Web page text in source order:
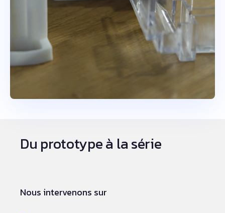
Du prototype à la série
Nous intervenons sur